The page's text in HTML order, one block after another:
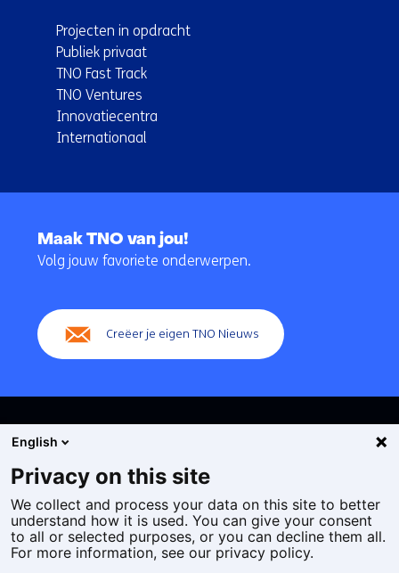
Projecten in opdracht
Publiek privaat
TNO Fast Track
TNO Ventures
Innovatiecentra
Internationaal
navigatie
Maak TNO van jou!
Volg jouw favoriete onderwerpen.
Creëer je eigen TNO Nieuws
Cookies
Privacy statement
Toegankelijkheid
English
Privacy on this site
We collect and process your data on this site to better
understand how it is used. You can give your consent
to all or selected purposes, or you can decline them all.
For more information, see our privacy policy.